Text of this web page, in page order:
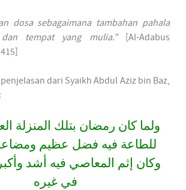
dosa sebagaimana tambahan pahala
tempat yang mulia.”[Al-Adabus
dari Syaikh Abdul Aziz bin Baz,
ولما كان رمضان بتلك المنزلة
للطاعة فيه فضل عظيم
وكان إثم المعاصي فيه أشد
في غيره